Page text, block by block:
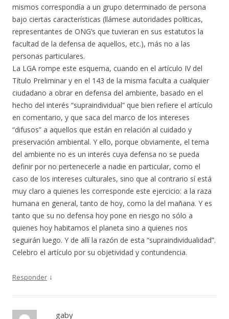
mismos correspondía a un grupo determinado de persona
bajo ciertas características (llámese autoridades políticas,
representantes de ONG’s que tuvieran en sus estatutos la
facultad de la defensa de aquellos, etc.), más no a las
personas particulares.
La LGA rompe este esquema, cuando en el artículo IV del
Título Preliminar y en el 143 de la misma faculta a cualquier
ciudadano a obrar en defensa del ambiente, basado en el
hecho del interés “supraindividual” que bien refiere el artículo
en comentario, y que saca del marco de los intereses
“difusos” a aquellos que están en relación al cuidado y
preservación ambiental. Y ello, porque obviamente, el tema
del ambiente no es un interés cuya defensa no se pueda
definir por no pertenecerle a nadie en particular, como el
caso de los intereses culturales, sino que al contrario sí está
muy claro a quienes les corresponde este ejercicio: a la raza
humana en general, tanto de hoy, como la del mañana. Y es
tanto que su no defensa hoy pone en riesgo no sólo a
quienes hoy habitamos el planeta sino a quienes nos
seguirán luego. Y de allí la razón de esta “supraindividualidad”.
Celebro el artículo por su objetividad y contundencia.
Responder ↓
gaby